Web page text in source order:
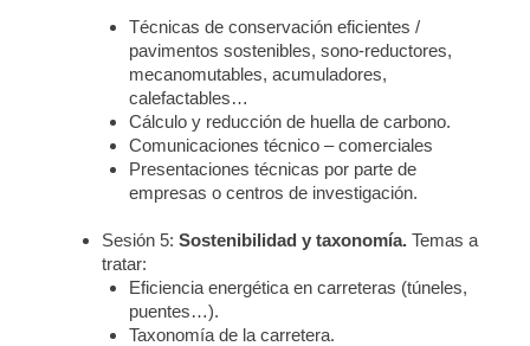
Técnicas de conservación eficientes /
pavimentos sostenibles, sono-reductores,
mecanomutables, acumuladores,
calefactables…
Cálculo y reducción de huella de carbono.
Comunicaciones técnico – comerciales
Presentaciones técnicas por parte de
empresas o centros de investigación.
Sesión 5:Sostenibilidad y taxonomía. Temas a
tratar:
Eficiencia energética en carreteras (túneles,
puentes…).
Taxonomía de la carretera.